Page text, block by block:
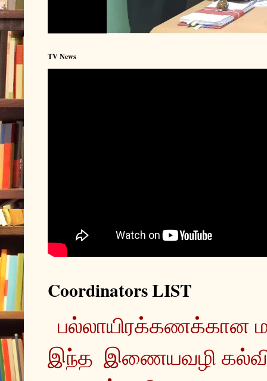
TV News
Coordinators LIST
இந்த  இணையவழி